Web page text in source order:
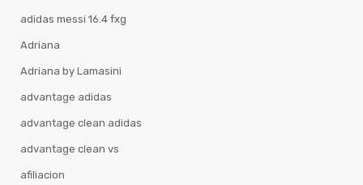
adidas messi 16.4 fxg
Adriana
Adriana by Lamasini
advantage adidas
advantage clean adidas
advantage clean vs
afiliacion